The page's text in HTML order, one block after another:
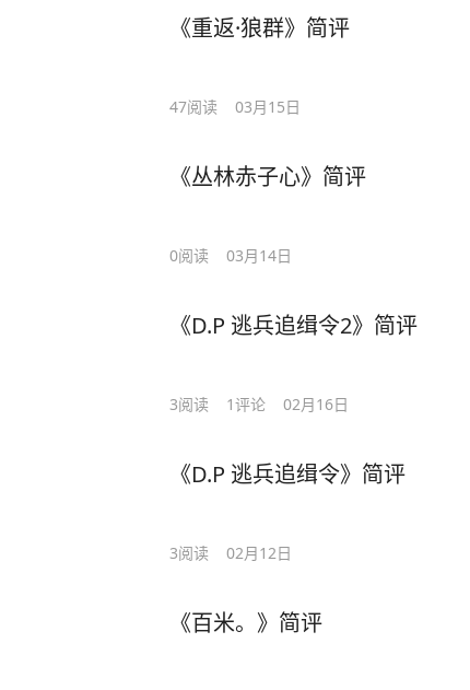
《重返·狼群》简评
47阅读 03月15日
《丛林赤子心》简评
0阅读 03月14日
《D.P 逃兵追缉令2》简评
3阅读 1评论 02月16日
《D.P 逃兵追缉令》简评
3阅读 02月12日
《百米。》简评